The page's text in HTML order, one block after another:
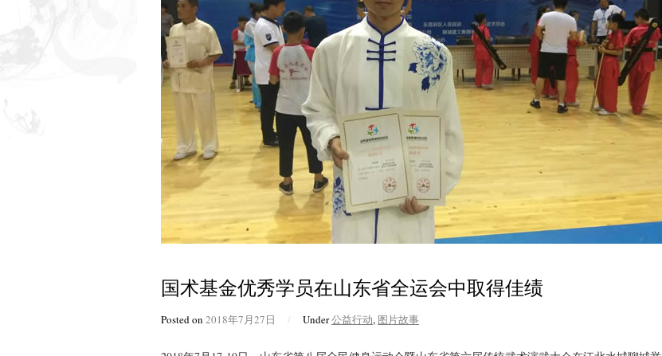
国术基金优秀学员在山东省全运会中取得佳绩
Posted on 2018年7月27日 / Under公益行动, 图片故事